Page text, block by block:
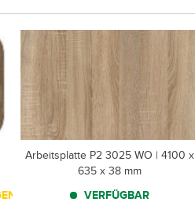
Arbeitsplatte P2 3025 WO | 4100 x
635 x 38 mm
VERFÜGBAR